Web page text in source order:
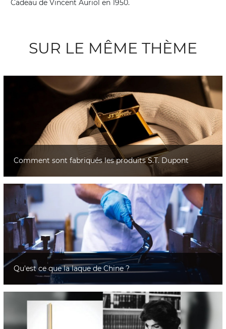
Cadeau de Vincent Auriol en 1950.
SUR LE MÊME THÈME
Comment sont fabriqués les produits S.T. Dupont
Qu'est ce que la laque de Chine ?